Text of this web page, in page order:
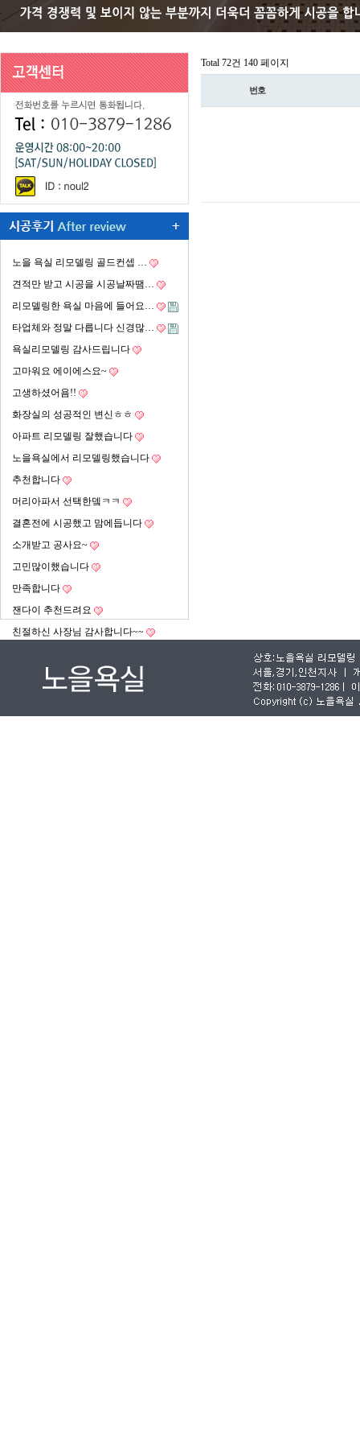
노을 욕실 리모델링 골드컨셉 …
견적만 받고 시공을 시공날짜땜…
리모델링한 욕실 마음에 들어요…
타업체와 정말 다릅니다 신경많…
욕실리모델링 감사드립니다
고마워요 에이에스요~
고생하셨어욤!!
화장실의 성공적인 변신ㅎㅎ
아파트 리모델링 잘했습니다
노을욕실에서 리모델링했습니다
추천합니다
머리아파서 선택한뎈ㅋㅋ
결혼전에 시공했고 맘에듭니다
소개받고 공사요~
고민많이했습니다
만족합니다
잰다이 추천드려요
친절하신 사장님 감사합니다~~
Total 72건 140 페이지
번호